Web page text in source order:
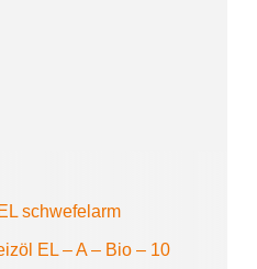
schwefelarm
EL – A – Bio – 10